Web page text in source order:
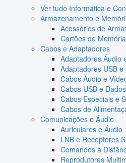
Ver tudo Informática e
Armazenamento e
Acessórios de
Cartões de Memória
Cabos e Adaptadores
Adaptadores Áudio
Adaptadores USB
Cabos Áudio e
Cabos USB e Dados
Cabos Especiais e
Cabos de
Comunicações e Áudio
Auriculares e Áudio
LNB e Receptores
Comandos à
Reprodutores